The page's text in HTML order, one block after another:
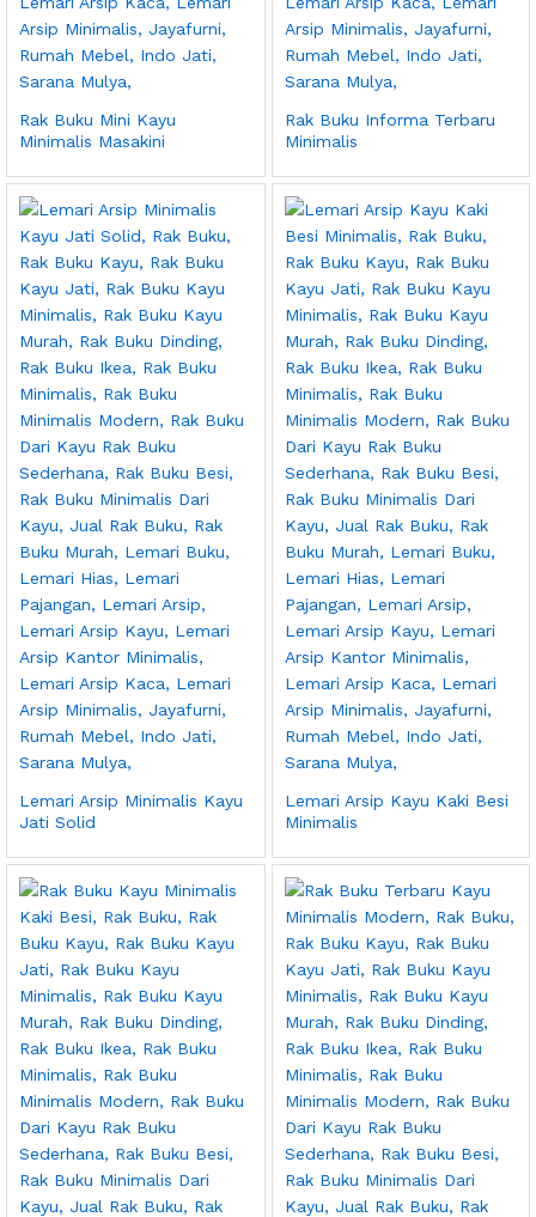
Rak Buku Mini Kayu
Minimalis Masakini
Rak Buku Informa Terbaru
Minimalis
Lemari Arsip Minimalis Kayu
Jati Solid
Lemari Arsip Kayu Kaki Besi
Minimalis